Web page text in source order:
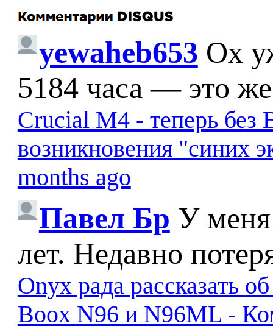
yewaheb653 Ох
5184 часа — это
Crucial M4 - теперь без
возникновения "синих
months ago
Павел Бр У меня
лет. Недавно
Onyx рада рассказать
Boox N96 и N96ML -